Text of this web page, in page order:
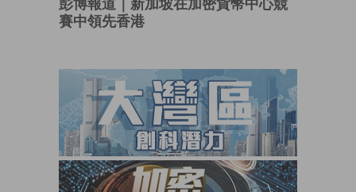
賽中領先香港